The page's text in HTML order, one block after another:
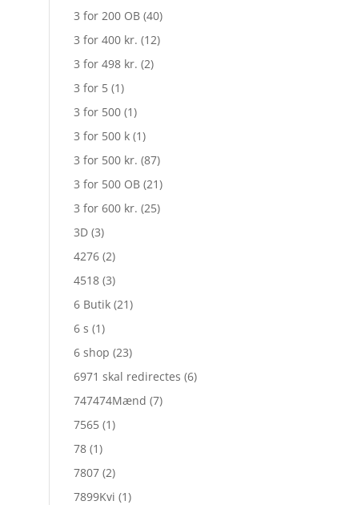
3 for 200 OB (40)
3 for 400 kr. (12)
3 for 498 kr. (2)
3 for 5 (1)
3 for 500 (1)
3 for 500 k (1)
3 for 500 kr. (87)
3 for 500 OB (21)
3 for 600 kr. (25)
3D (3)
4276 (2)
4518 (3)
6 Butik (21)
6 s (1)
6 shop (23)
6971 skal redirectes (6)
747474Mænd (7)
7565 (1)
78 (1)
7807 (2)
7899Kvi (1)